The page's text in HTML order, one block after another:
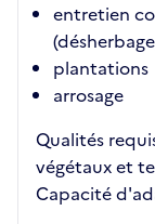
entretien
plantations
arrosage
Qualités
végétaux et
Capacité